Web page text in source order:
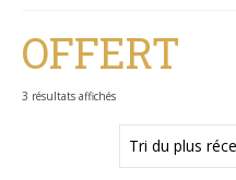
OFFERT
3 résultats affichésTrié
plus